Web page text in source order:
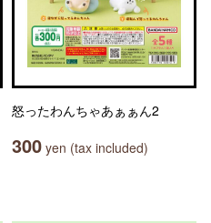
怒ったわんちゃあぁぁん2
300 yen (tax included)